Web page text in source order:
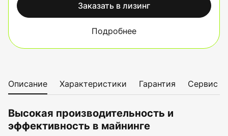
Заказать в лизинг
Подробнее
Описание Характеристики Гарантия Сервис
Высокая производительность и
эффективность в майнинге